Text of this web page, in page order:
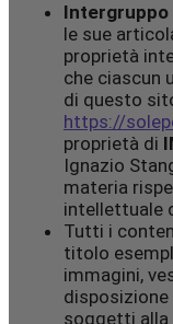
Intergruppo
le sue
proprietà
che ciascun
di questo
https://
proprietà di
Ignazio
materia
intellettuale
Tutti i
titolo
immagini,
soggetti alla